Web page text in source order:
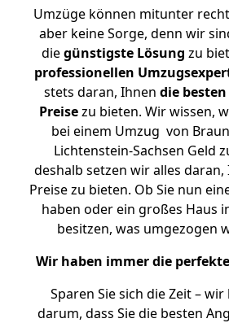
Umzüge können mitunter
aber keine Sorge, denn wir
diegünstigste Lösung zu
professionellen
stets daran, Ihnen die
Preisezu bieten. Wir wissen,
bei einem Umzug von
Lichtenstein-Sachsen Geld
deshalb setzen wir alles
Preise zu bieten. Ob Sie nun
haben oder ein großes Haus
besitzen, was umgezogen
Wir haben immer die
Sparen Sie sich die Zeit –
darum, dass Sie die besten